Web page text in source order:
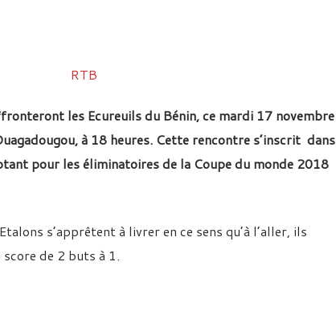
les Ecureuils du Bénin, ce mardi 17 novembre
à 18 heures. Cette rencontre s’inscrit dans
pour les éliminatoires de la Coupe du monde 2018
s’apprêtent à livrer en ce sens qu’à l’aller, ils
de 2 buts à 1.